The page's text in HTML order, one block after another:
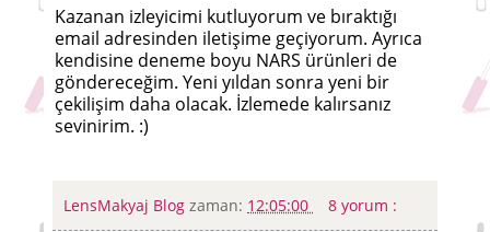
Kazanan izleyicimi kutluyorum ve bıraktığı
email adresinden iletişime geçiyorum. Ayrıca
kendisine deneme boyu NARS ürünleri de
göndereceğim. Yeni yıldan sonra yeni bir
çekilişim daha olacak. İzlemede kalırsanız
sevinirim. :)
LensMakyaj Blog zaman: 12:05:00 8 yorum :